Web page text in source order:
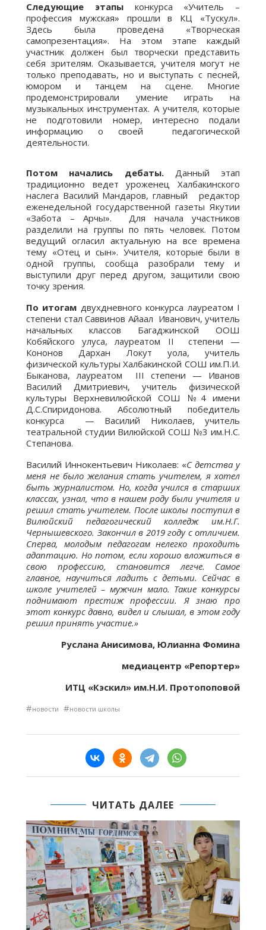
Следующие этапы конкурса «Учитель –
профессия мужская» прошли в КЦ «Тускул».
Здесь была проведена «Творческая
самопрезентация». На этом этапе каждый
участник должен был творчески представить
себя зрителям. Оказывается, учителя могут не
только преподавать, но и выступать с песней,
юмором и танцем на сцене. Многие
продемонстрировали умение играть на
музыкальных инструментах. А учителя, которые
не подготовили номер, интересно подали
информацию о своей педагогической
деятельности.
Потом начались дебаты.Данный этап
традиционно ведет уроженец Халбакинского
наслега Василий Мандаров, главный редактор
еженедельной государственной газеты Якутии
«Забота – Арчы». Для начала участников
разделили на группы по пять человек. Потом
ведущий огласил актуальную на все времена
тему «Отец и сын». Учителя, которые были в
одной группы, сообща разобрали тему и
выступили друг перед другом, защитили свою
точку зрения.
По итогам двухдневного конкурса лауреатом I
степени стал Саввинов Айаал Иванович, учитель
начальных классов Багаджинской ООШ
Кобяйского улуса, лауреатом II степени —
Кононов Дархан Локут уола, учитель
физической культуры Халбакинской СОШ им.П.И.
Быканова, лауреатом III степени — Иванов
Василий Дмитриевич, учитель физической
культуры Верхневилюйской СОШ №4 имени
Д.С.Спиридонова. Абсолютный победитель
конкурса — Василий Николаев, учитель
театральной студии Вилюйской СОШ №3 им.Н.С.
Степанова.
Василий Иннокентьевич Николаев: «С детства у
меня не было желания стать учителем, я хотел
быть журналистом. Но, когда учился в старших
классах, узнал, что в нашем роду были учителя и
решил стать учителем. После школы поступил в
Вилюйский педагогический колледж им.Н.Г.
Чернышевского. Закончил в 2019 году с отличием.
Сперва, молодым педагогам нелегко проходить
адаптацию. Но потом, если хорошо вложиться в
свою профессию, становится легче. Самое
главное, научиться ладить с детьми. Сейчас в
школе учителей – мужчин мало. Такие конкурсы
поднимают престиж профессии. Я знаю про
этот конкурс давно, видел и слышал, в этом году
решил принять участие.»
Руслана Анисимова, Юлианна Фомина
медиацентр «Репортер»
ИТЦ «Кэскил» им.Н.И. Протопоповой
#новости #новости школы
ЧИТАТЬ ДАЛЕЕ